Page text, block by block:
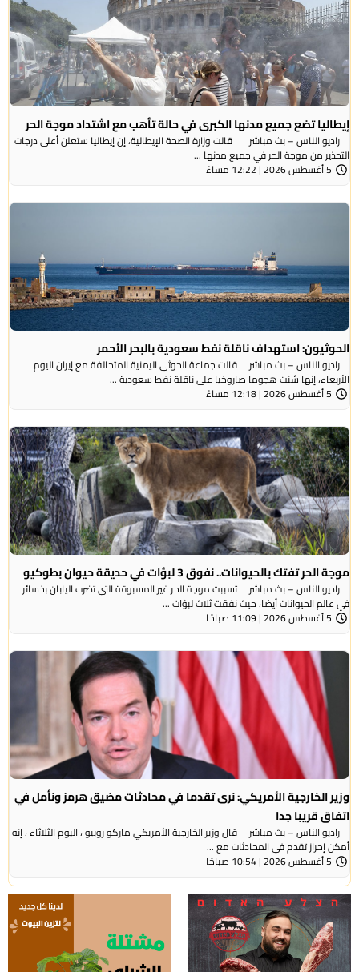
إيطاليا تضع جميع مدنها الكبرى في حالة تأهب مع اشتداد موجة الحر
راديو الناس – بث مباشر قالت وزارة الصحة الإيطالية، إن إيطاليا ستعلن أعلى درجات
التحذير من موجة ​الحر في جميع مدنها ...
5 أغسطس 2026 | 12:22 مساءً
الحوثيون: استهداف ناقلة نفط سعودية بالبحر الأحمر
راديو الناس – بث مباشر قالت جماعة الحوثي ​اليمنية المتحالفة ​مع إيران اليوم
الأربعاء، ⁠إنها شنت ​هجوما صاروخيا على ​ناقلة نفط سعودية ...
5 أغسطس 2026 | 12:18 مساءً
موجة الحر تفتك بالحيوانات.. نفوق 3 لبؤات في حديقة حيوان بطوكيو
راديو الناس – بث مباشر تسببت موجة الحر غير المسبوقة التي تضرب اليابان بخسائر
في عالم الحيوانات أيضا، حيث نفقت ثلاث لبؤات ...
5 أغسطس 2026 | 11:09 صباحًا
وزير الخارجية الأمريكي: نرى تقدما في محادثات مضيق هرمز ونأمل في
اتفاق قريبا جدا
راديو الناس – بث مباشر قال وزير الخارجية الأمريكي ماركو روبيو ، اليوم الثلاثاء ، إنه
أمكن إحراز تقدم في المحادثات مع ...
5 أغسطس 2026 | 10:54 صباحًا